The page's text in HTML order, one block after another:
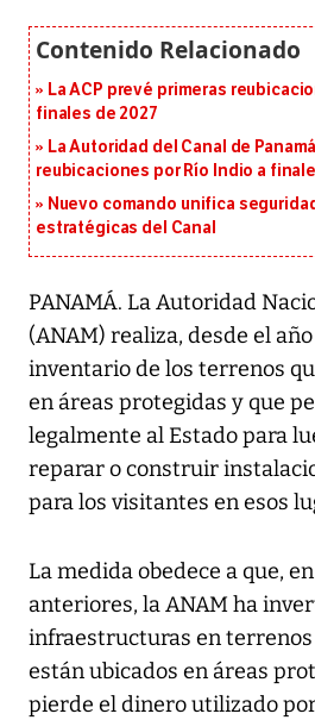
La ACP prevé primeras
finales de 2027
La Autoridad del Canal de
reubicaciones por Río Indio a
Nuevo comando unifica
estratégicas del Canal
PANAMÁ. La Autoridad
(ANAM) realiza, desde el
inventario de los terrenos
en áreas protegidas y que
legalmente al Estado para
reparar o construir
para los visitantes en esos
La medida obedece a que,
anteriores, la ANAM ha
infraestructuras en
están ubicados en áreas
pierde el dinero utilizado